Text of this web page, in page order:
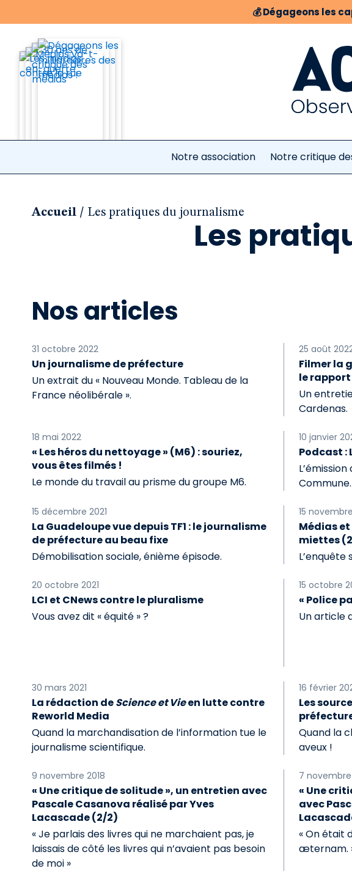
💰Dégageons les
Notre association Notre critique
Accueil / Les pratiques du journalisme
Les
Nos articles
31 octobre 2022
Un journalisme de préfecture
Un extrait du « Nouveau Monde. Tableau de la
France néolibérale ».
25 août
Filmer la
le rapport
Un
Cardenas.
18 mai 2022
« Les héros du nettoyage » (M6) : souriez,
vous êtes filmés !
Le monde du travail au prisme du groupe M6.
10 janvier
Podcast :
Commune.
15 décembre 2021
La Guadeloupe vue depuis TF1 : le journalisme
de préfecture au beau fixe
Démobilisation sociale, énième épisode.
15
Médias
miettes
L’enquête
20 octobre 2021
LCI et CNews contre le pluralisme
Vous avez dit « équité » ?
15 octobre
« Police
Un article
30 mars 2021
La rédaction deScience et Vieen lutte contre
Reworld Media
Quand la marchandisation de l’information tue le
journalisme scientifique.
16 février
Les
Quand la
aveux !
9 novembre 2018
« Une critique de solitude », un entretien avec
Pascale Casanova réalisé par Yves
Lacascade (2/2)
« Je parlais des livres qui ne marchaient pas, je
laissais de côté les livres qui n’avaient pas besoin
de moi »
7 novembre
« Une
avec
« On était
æternam.